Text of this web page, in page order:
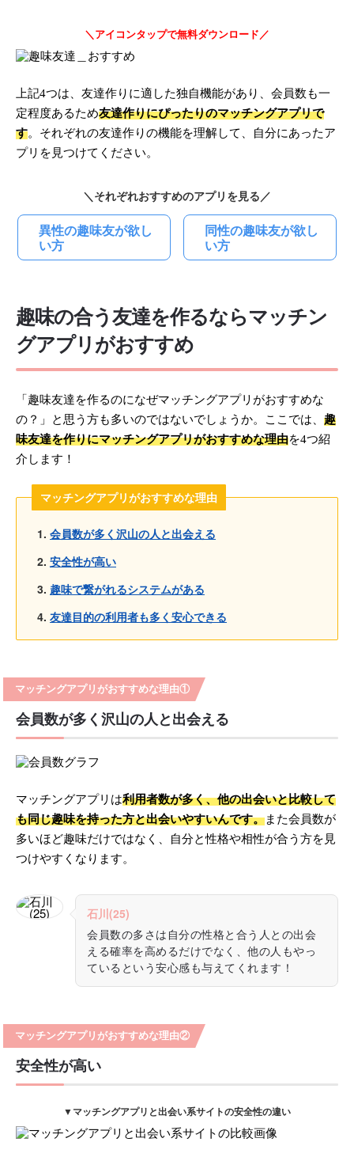
＼アイコンタップで無料ダウンロード／
上記4つは、友達作りに適した独自機能があり、会員数も一
定程度あるため友達作りにぴったりのマッチングアプリで
す。それぞれの友達作りの機能を理解して、自分にあったア
プリを見つけてください。
＼それぞれおすすめのアプリを見る／
異性の趣味友が欲し
い方
同性の趣味友が欲し
い方
趣味の合う友達を作るならマッチン
グアプリがおすすめ
「趣味友達を作るのになぜマッチングアプリがおすすめな
の？」と思う方も多いのではないでしょうか。ここでは、 趣
味友達を作りにマッチングアプリがおすすめな理由を4つ紹
介します！
マッチングアプリがおすすめな理由
会員数が多く沢山の人と出会える
安全性が高い
趣味で繋がれるシステムがある
友達目的の利用者も多く安心できる
マッチングアプリがおすすめな理由①
会員数が多く沢山の人と出会える
マッチングアプリは利用者数が多く、他の出会いと比較して
も同じ趣味を持った方と出会いやすいんです。また会員数が
多いほど趣味だけではなく、自分と性格や相性が合う方を見
つけやすくなります。
石川(25)
会員数の多さは自分の性格と合う人との出会
える確率を高めるだけでなく、他の人もやっ
ているという安心感も与えてくれます！
マッチングアプリがおすすめな理由②
安全性が高い
▼マッチングアプリと出会い系サイトの安全性の違い